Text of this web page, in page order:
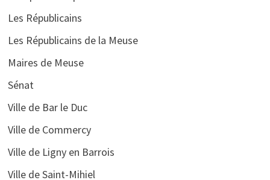
Les Républicains
Les Républicains de la Meuse
Maires de Meuse
Sénat
Ville de Bar le Duc
Ville de Commercy
Ville de Ligny en Barrois
Ville de Saint-Mihiel